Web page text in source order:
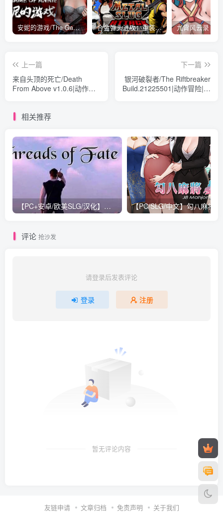
安妮的游戏/The Game of Annie v0.99981|射击动作|容量14.6GB|免安装绿色中文版 合金弹头进攻：重装上阵/METAL SLUG ATTACK RELOADED Build.16214511|策略模拟|容量2.7GB|免安装绿色中文版
上一篇
来自头顶的死亡/Death
From Above v1.0.6|动作冒
下一篇
银河破裂者/The Riftbreaker
Build.21225501|动作冒险|容
相关推荐
【PC+安卓/欧美SLG/汉化】命运之线 Threads of Fate Ch.3 汉化版【1G】
评论 抢沙发
请登录后发表评论
登录 注册
暂无评论内容
友链申请 文章归档 免责声明 关于我们